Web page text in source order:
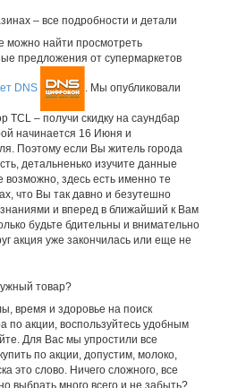
– все подробности и детали
можно найти просмотреть
предложения от супермаркетов
DNS . Мы опубликовали
TCL – получи скидку на саундбар
начинается 16 Июня и
Поэтому если Вы житель города
детальненько изучите данные
здесь есть именно те
что Вы так давно и безутешно
и вперед в ближайший к Вам
будьте бдительны и внимательно
акция уже закончилась или еще не
товар?
время и здоровье на поиск
по акции, воспользуйтесь удобным
Для Вас мы упростили все
по акции, допустим, молоко,
это слово. Ничего сложного, все
выбрать много всего и не забыть?